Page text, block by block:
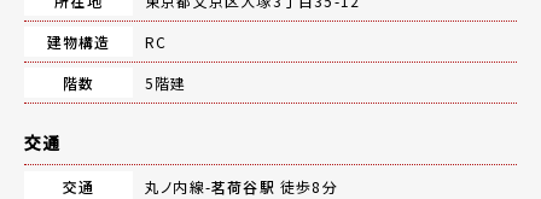
建物構造
RC
階数
5階建
交通
交通 丸ノ内線-茗荷谷駅 徒歩8分